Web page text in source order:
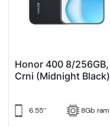
Honor 400 8/256GB,
Crni (Midnight Black)
6.55’’ 8Gb ram